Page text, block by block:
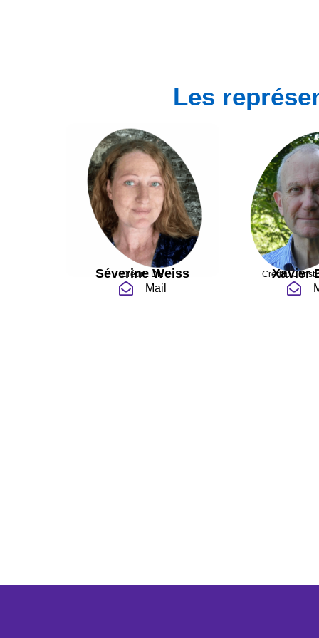
Les
Séverine Weiss
Crédit : DR
Mail
Xavier
Crédit :